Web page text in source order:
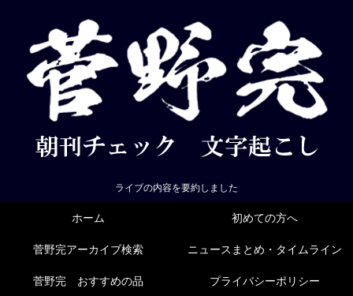
ライブの内容を要約しました
ホーム 初めての方へ
菅野完アーカイブ検索 ニュースまとめ・タイムライン
菅野完 おすすめの品 プライバシーポリシー